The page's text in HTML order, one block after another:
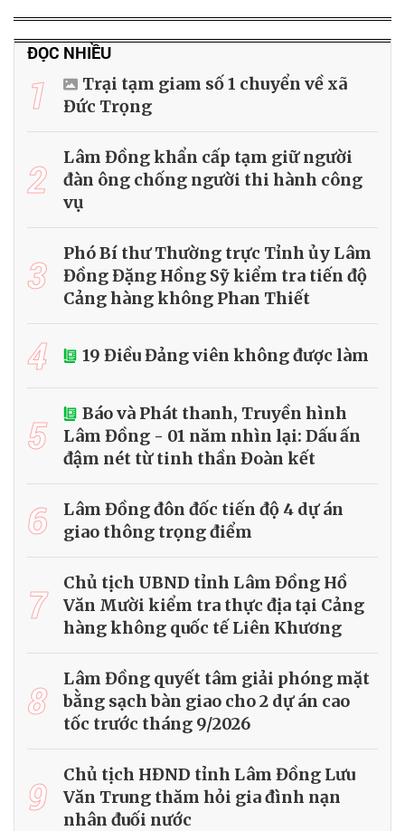
ĐỌC NHIỀU
1
Trại tạm giam số 1 chuyển về xã
Đức Trọng
2
Lâm Đồng khẩn cấp tạm giữ người
đàn ông chống người thi hành công
vụ
3
Phó Bí thư Thường trực Tỉnh ủy Lâm
Đồng Đặng Hồng Sỹ kiểm tra tiến độ
Cảng hàng không Phan Thiết
4 19 Điều Đảng viên không được làm
5
Báo và Phát thanh, Truyền hình
Lâm Đồng - 01 năm nhìn lại: Dấu ấn
đậm nét từ tinh thần Đoàn kết
6
Lâm Đồng đôn đốc tiến độ 4 dự án
giao thông trọng điểm
7
Chủ tịch UBND tỉnh Lâm Đồng Hồ
Văn Mười kiểm tra thực địa tại Cảng
hàng không quốc tế Liên Khương
8
Lâm Đồng quyết tâm giải phóng mặt
bằng sạch bàn giao cho 2 dự án cao
tốc trước tháng 9/2026
9
Chủ tịch HĐND tỉnh Lâm Đồng Lưu
Văn Trung thăm hỏi gia đình nạn
nhân đuối nước